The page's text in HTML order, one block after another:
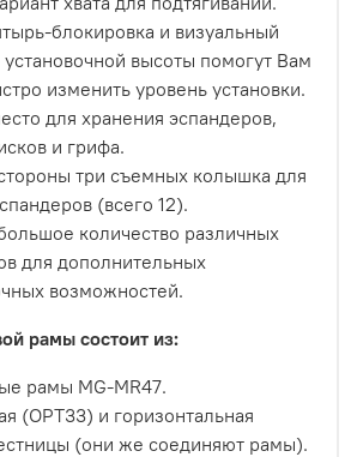
блокировка и визуальный
установочной высоты помогут Вам
изменить уровень установки.
для хранения эспандеров,
и грифа.
три съемных колышка для
(всего 12).
количество различных
для дополнительных
возможностей.
рамы состоит из:
рамы MG-MR47.
(OPT33) и горизонтальная
(они же соединяют рамы).